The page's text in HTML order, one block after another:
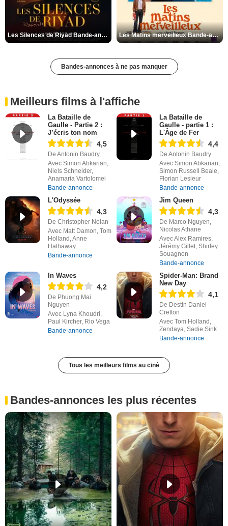
Les Silences de Riyad Bande-annonce VO STFR Les Matins merveilleux Bande-annonce VF
Bandes-annonces à ne pas manquer
Meilleurs films à l'affiche
La Bataille de
Gaulle - Partie 2 :
J’écris ton nom
4,5
De Antonin Baudry
Avec Simon Abkarian,
Niels Schneider,
Anamaria Vartolomei
Bande-annonce
La Bataille de
Gaulle - partie 1 :
L'Âge de Fer
4,4
De Antonin Baudry
Avec Simon Abkarian,
Simon Russell Beale,
Florian Lesieur
Bande-annonce
L'Odyssée
4,3
De Christopher Nolan
Avec Matt Damon, Tom
Holland, Anne
Hathaway
Bande-annonce
Jim Queen
4,3
De Marco Nguyen,
Nicolas Athane
Avec Alex Ramires,
Jérémy Gillet, Shirley
Souagnon
Bande-annonce
In Waves
4,2
De Phuong Mai
Nguyen
Avec Lyna Khoudri,
Paul Kircher, Rio Vega
Bande-annonce
Spider-Man: Brand
New Day
4,1
De Destin Daniel
Cretton
Avec Tom Holland,
Zendaya, Sadie Sink
Bande-annonce
Tous les meilleurs films au ciné
Bandes-annonces les plus récentes